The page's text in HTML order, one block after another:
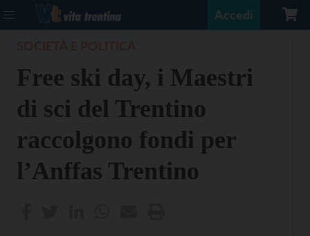
Accedi
Free ski day, i Maestri
di sci del Trentino
raccolgono fondi per
l’Anffas Trentino